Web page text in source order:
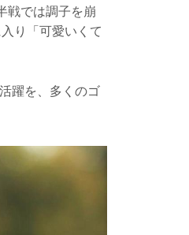
戦では調子を崩
り「可愛いくて
躍を、多くのゴ